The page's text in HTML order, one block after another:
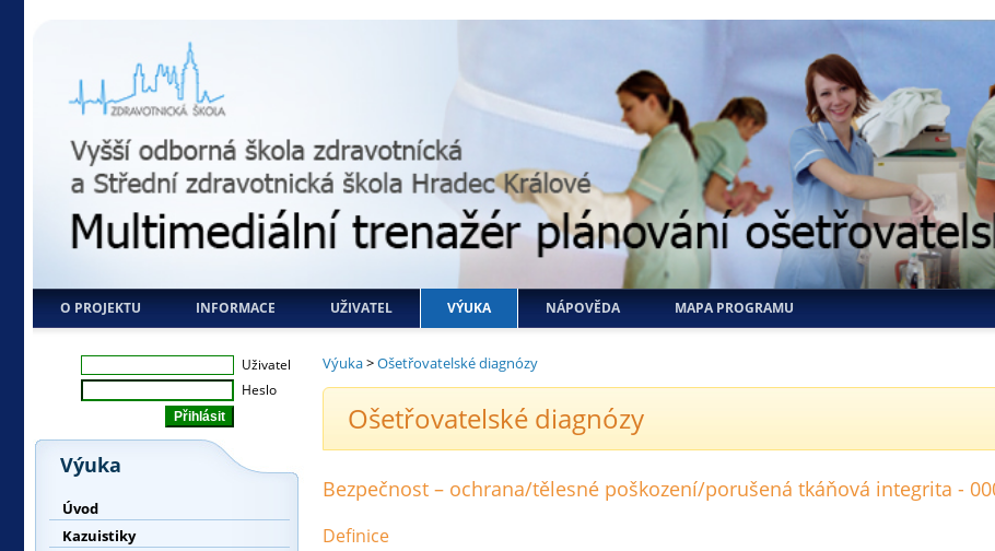
O PROJEKTU INFORMACE UŽIVATEL VÝUKA NÁPOVĚDA MAPA PROGRAMU
Uživatel
Heslo
Výuka
Úvod
Kazuistiky
Výuka>Ošetřovatelské diagnózy
Ošetřovatelské diagnózy
Bezpečnost – ochrana/tělesné poškození/porušená tkáňová integrita -
Definice